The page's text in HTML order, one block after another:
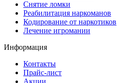
Снятие ломки
Реабилитация наркоманов
Кодирование от наркотиков
Лечение игромании
Информация
Контакты
Прайс-лист